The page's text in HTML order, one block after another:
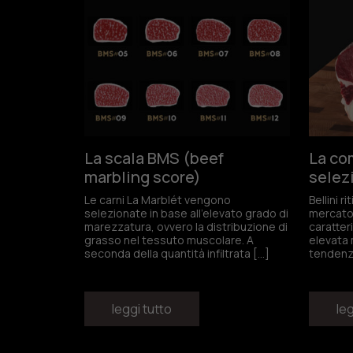
La scala BMS (beef
marbling score)
Le carni La Marblét vengono
selezionate in base all’elevato grado di
marezzatura, ovvero la distribuzione di
grasso nel tessuto muscolare. A
seconda della quantità infiltrata […]
leggi tutto
La
Bellini
elevata